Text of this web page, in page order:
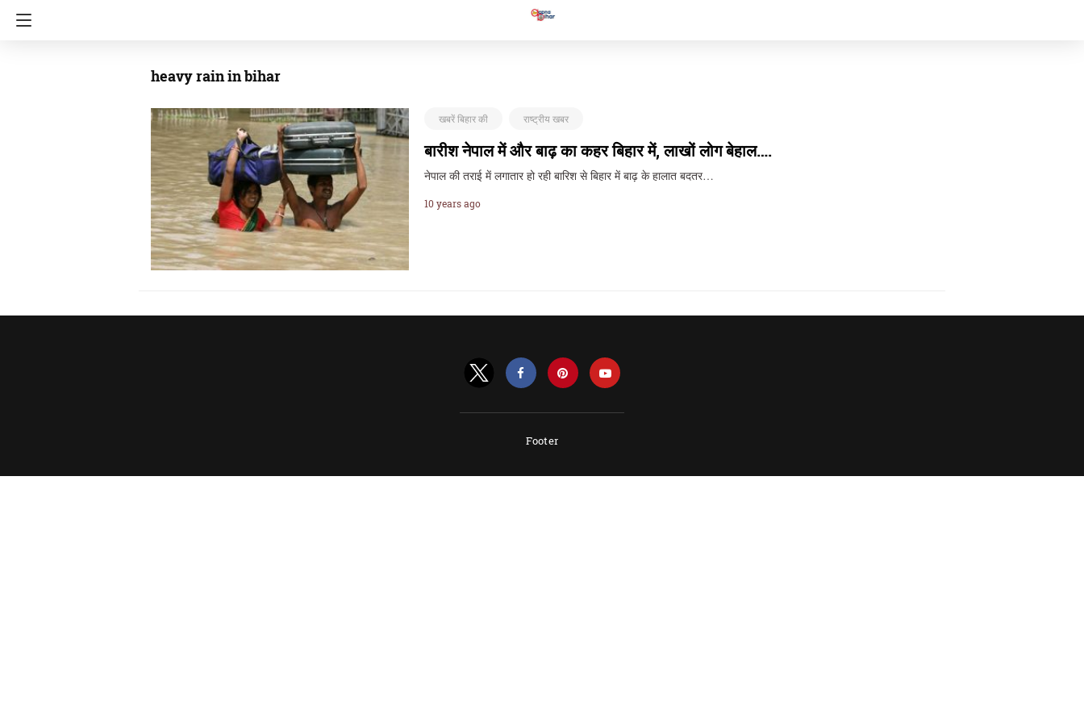
heavy rain in bihar
खबरें बिहार की राष्ट्रीय खबर
बारीश नेपाल में और बाढ़ का कहर बिहार में, लाखों लोग बेहाल….
नेपाल की तराई में लगातार हो रही बारिश से बिहार में बाढ़ के हालात बदतर…
10 years ago
Footer